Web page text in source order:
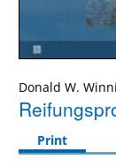
Donald W.
Print